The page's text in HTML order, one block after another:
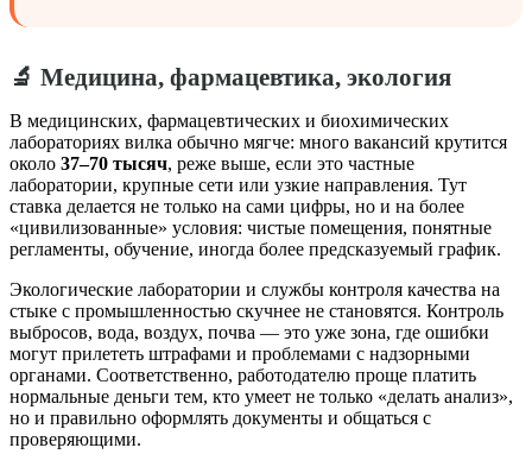
🔬 Медицина, фармацевтика, экология
В медицинских, фармацевтических и биохимических
лабораториях вилка обычно мягче: много вакансий крутится
около 37–70 тысяч, реже выше, если это частные
лаборатории, крупные сети или узкие направления. Тут
ставка делается не только на сами цифры, но и на более
«цивилизованные» условия: чистые помещения, понятные
регламенты, обучение, иногда более предсказуемый график.
Экологические лаборатории и службы контроля качества на
стыке с промышленностью скучнее не становятся. Контроль
выбросов, вода, воздух, почва — это уже зона, где ошибки
могут прилететь штрафами и проблемами с надзорными
органами. Соответственно, работодателю проще платить
нормальные деньги тем, кто умеет не только «делать анализ»,
но и правильно оформлять документы и общаться с
проверяющими.